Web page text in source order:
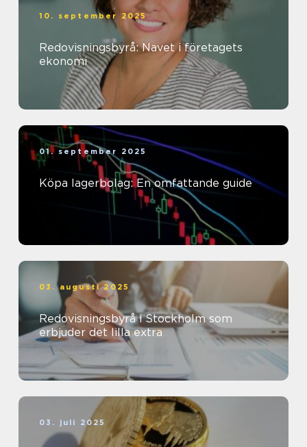
10. september 2025
Redovisningsbyrå: Navet i företagets
ekonomi
01. september 2025
Köpa lagerbolag: En omfattande guide
03. augusti 2025
Redovisningsbyrå i Stockholm som
erbjuder det lilla extra
03. juli 2025